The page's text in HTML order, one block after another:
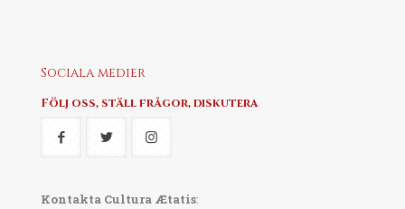
Sociala medier
Följ oss, ställ frågor, diskutera
Kontakta Cultura Ætatis: